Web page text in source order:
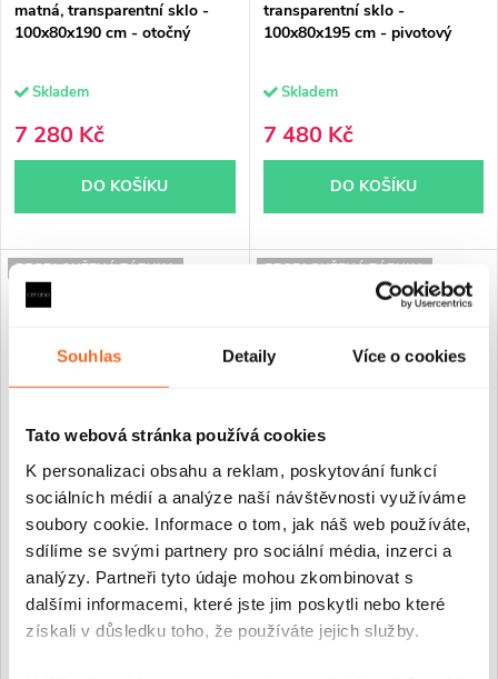
Souhlas Detaily Více o cookies
Tato webová stránka používá cookies
K personalizaci obsahu a reklam, poskytování funkcí
sociálních médií a analýze naší návštěvnosti využíváme
soubory cookie. Informace o tom, jak náš web používáte,
sdílíme se svými partnery pro sociální média, inzerci a
analýzy. Partneři tyto údaje mohou zkombinovat s
dalšími informacemi, které jste jim poskytli nebo které
získali v důsledku toho, že používáte jejich služby.
matná, transparentní sklo -
100x80x190 cm - otočný
Skladem
7 280 Kč
DO KOŠÍKU
transparentní sklo -
100x80x195 cm - pivotový
Skladem
7 480 Kč
DO KOŠÍKU
PRODLOUŽENÁ ZÁRUKA
CERANO - Sprchový kout
Antelo Duo L/P - 6 mm - černá
matná, transparentní sklo -
100x80x190 cm - otočný
Skladem
PRODLOUŽENÁ ZÁRUKA
CERANO - Sprchový kout
Antelo Duo L/P - 6 mm - černá
matná, transparentní sklo -
100x90x190 cm - otočný
Skladem